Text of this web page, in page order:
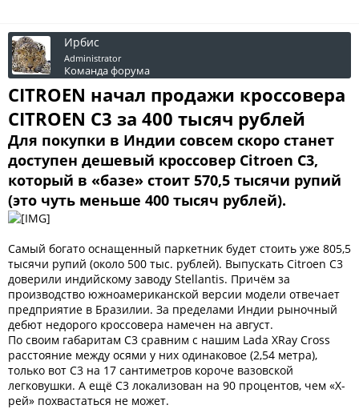
Ирбис
Administrator
Команда форума
CITROEN начал продажи кроссовера
CITROEN C3 за 400 тысяч рублей
Для покупки в Индии совсем скоро станет
доступен дешевый кроссовер Citroen C3,
который в «базе» стоит 570,5 тысячи рупий
(это чуть меньше 400 тысяч рублей).
Самый богато оснащенный паркетник будет стоить уже 805,5
тысячи рупий (около 500 тыс. рублей). Выпускать Citroen C3
доверили индийскому заводу Stellantis. Причём за
производство южноамериканской версии модели отвечает
предприятие в Бразилии. За пределами Индии рыночный
дебют недорого кроссовера намечен на август.
По своим габаритам C3 сравним с нашим Lada XRay Cross
расстояние между осями у них одинаковое (2,54 метра),
только вот C3 на 17 сантиметров короче вазовской
легковушки. А ещё C3 локализован на 90 процентов, чем «Х-
рей» похвастаться не может.